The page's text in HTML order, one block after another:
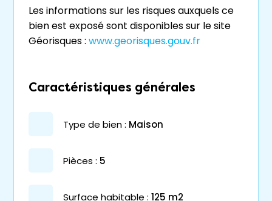
Les informations sur les risques auxquels ce
bien est exposé sont disponibles sur le site
Géorisques : www.georisques.gouv.fr
Caractéristiques générales
type de bien : maison
pièces : 5
surface habitable : 125 m2